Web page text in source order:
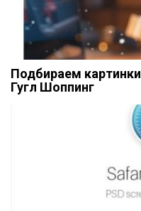
Подбираем
Гугл Шоппинг